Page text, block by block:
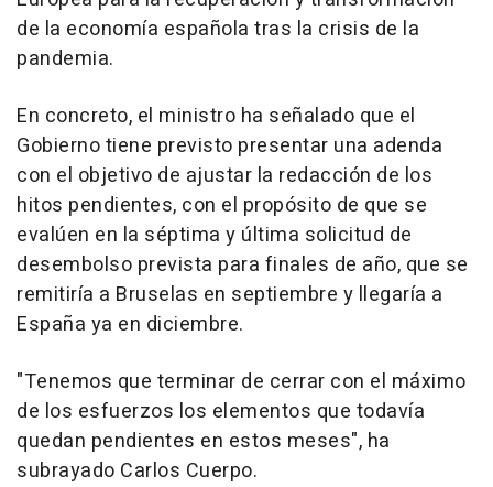
de la economía española tras la crisis de la
pandemia.
En concreto, el ministro ha señalado que el
Gobierno tiene previsto presentar una adenda
con el objetivo de ajustar la redacción de los
hitos pendientes, con el propósito de que se
evalúen en la séptima y última solicitud de
desembolso prevista para finales de año, que se
remitiría a Bruselas en septiembre y llegaría a
España ya en diciembre.
"Tenemos que terminar de cerrar con el máximo
de los esfuerzos los elementos que todavía
quedan pendientes en estos meses", ha
subrayado Carlos Cuerpo.